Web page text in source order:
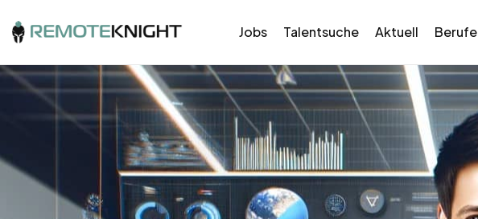
Jobs Talentsuche Aktuell Berufe